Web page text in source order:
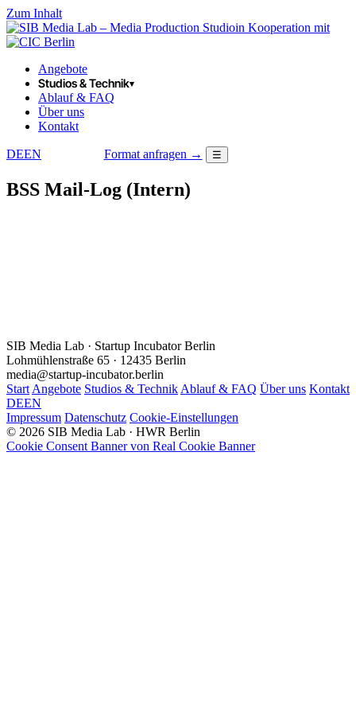
Zum Inhalt
in Kooperation mit
Angebote
Studios & Technik▾
Ablauf & FAQ
Über uns
Kontakt
DEEN Format anfragen → ☰
BSS Mail-Log (Intern)
SIB Media Lab · Startup Incubator Berlin
Lohmühlenstraße 65 · 12435 Berlin
media@startup-incubator.berlin
Start Angebote Studios & Technik Ablauf & FAQ Über uns Kontakt
DEEN
Impressum Datenschutz Cookie-Einstellungen
© 2026 SIB Media Lab · HWR Berlin
Cookie Consent Banner von Real Cookie Banner